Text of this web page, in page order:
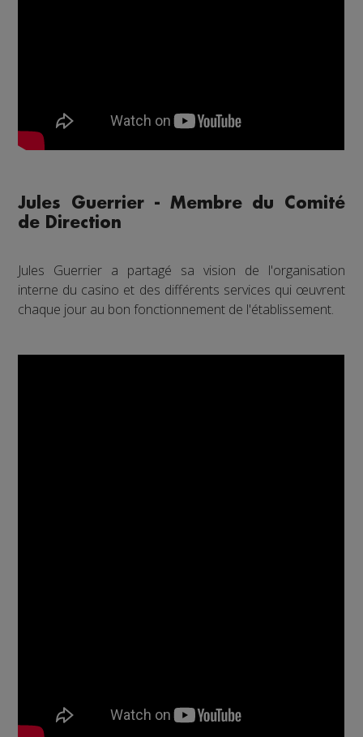
Jules Guerrier - Membre du Comité
de Direction
Jules Guerrier a partagé sa vision de l'organisation
interne du casino et des différents services qui œuvrent
chaque jour au bon fonctionnement de l'établissement.